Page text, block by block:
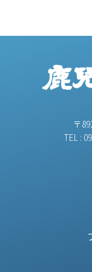
〒
TEL :